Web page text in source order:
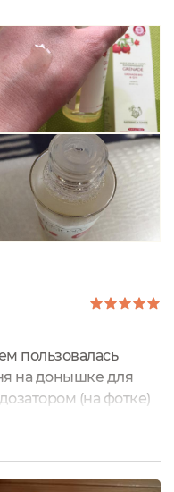
пользовалась
на донышке для
(на фотке)
Германия.
Масло легкое.
летнего